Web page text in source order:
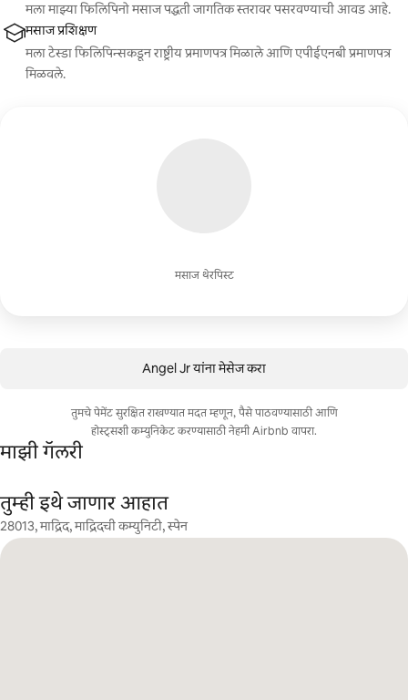
मसाज थेरपिस्ट
मला माझ्या फिलिपिनो मसाज पद्धती जागतिक स्तरावर पसरवण्याची आवड आहे.
मसाज प्रशिक्षण
मला टेस्डा फिलिपिन्सकडून राष्ट्रीय प्रमाणपत्र मिळाले आणि एपीईएनबी प्रमाणपत्र
मिळवले.
Angel Jr यांना मेसेज करा
तुमचे पेमेंट सुरक्षित राखण्यात मदत म्हणून, पैसे पाठवण्यासाठी आणि
होस्ट्सशी कम्युनिकेट करण्यासाठी नेहमी Airbnb वापरा.
माझी गॅलरी
तुम्ही इथे जाणार आहात
28013, माद्रिद, माद्रिदची कम्युनिटी, स्पेन